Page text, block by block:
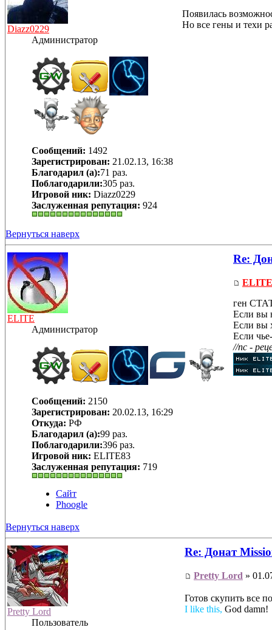
Diazz0229
Администратор
Сообщений: 1492
Зарегистрирован: 21.02.13, 16:38
Благодарил (а):71 раз.
Поблагодарили:305 раз.
Игровой ник: Diazz0229
Заслуженная репутация: 924
Появилась
Но все гены и техи
Вернуться наверх
ELITE
Администратор
Сообщений: 2150
Зарегистрирован: 20.02.13, 16:29
Откуда: РФ
Благодарил (а):99 раз.
Поблагодарили:396 раз.
Игровой ник: ELITE83
Заслуженная репутация: 719
Сайт
Phoogle
Re:
ELITE
ген
Если вы
Если вы
Если
//пс -
Вернуться наверх
Pretty Lord
Пользователь
Re: Донат
Pretty Lord »
Готов скупить все
I like this, God damn!